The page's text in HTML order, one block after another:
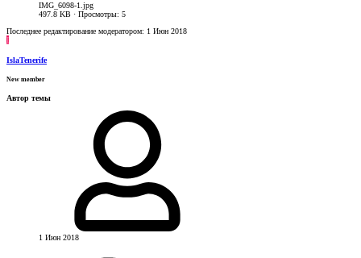
IMG_6098-1.jpg
497.8 KB · Просмотры: 5
Последнее редактирование модератором: 1 Июн 2018
I
IslaTenerife
New member
Автор темы
1 Июн 2018